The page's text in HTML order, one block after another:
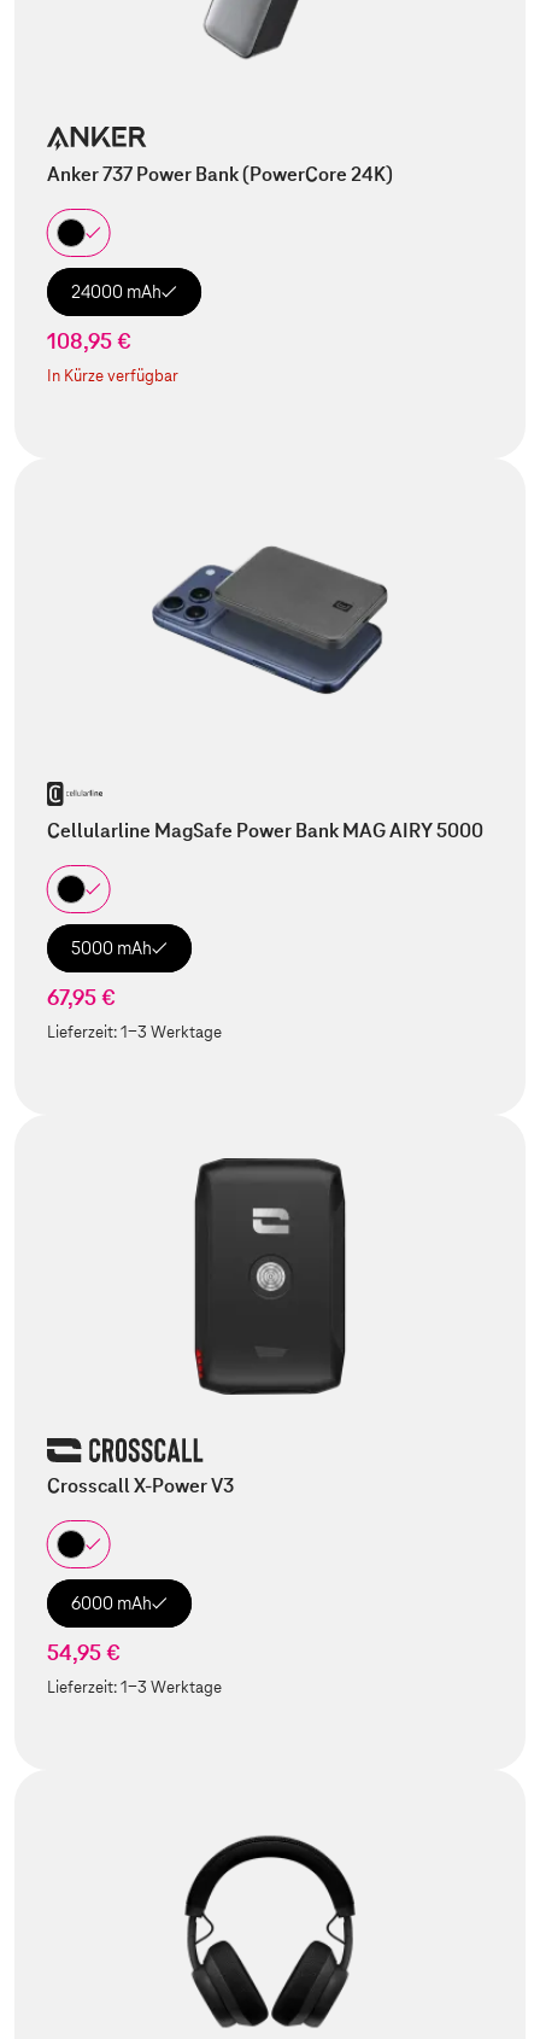
Anker 737 Power Bank (PowerCore 24K)
24000 mAh
108,95 €
In Kürze verfügbar
Cellularline MagSafe Power Bank MAG AIRY 5000
5000 mAh
67,95 €
Lieferzeit:1-3 Werktage
Crosscall X-Power V3
6000 mAh
54,95 €
Lieferzeit:1-3 Werktage